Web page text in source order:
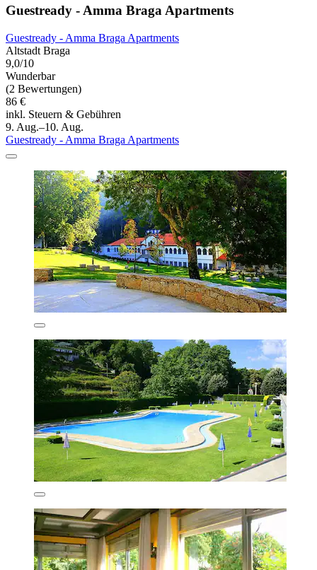
Guestready - Amma Braga Apartments
Guestready - Amma Braga Apartments
Altstadt Braga
9,0/10
Wunderbar
(2 Bewertungen)
86 €
inkl. Steuern & Gebühren
9. Aug.–10. Aug.
Guestready - Amma Braga Apartments